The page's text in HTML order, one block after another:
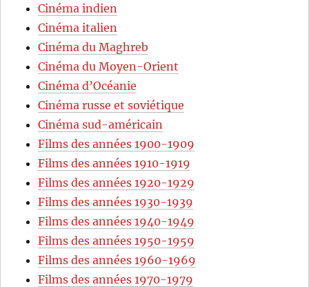
Cinéma indien
Cinéma italien
Cinéma du Maghreb
Cinéma du Moyen-Orient
Cinéma d’Océanie
Cinéma russe et soviétique
Cinéma sud-américain
Films des années 1900-1909
Films des années 1910-1919
Films des années 1920-1929
Films des années 1930-1939
Films des années 1940-1949
Films des années 1950-1959
Films des années 1960-1969
Films des années 1970-1979